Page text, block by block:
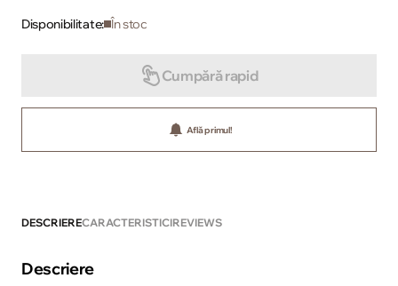
Disponibilitate: În stoc
Cumpără rapid
Află primul!
DESCRIERECARACTERISTICIREVIEWS
Descriere